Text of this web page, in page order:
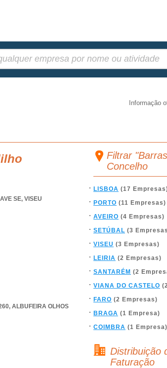
Informação
SE, VISEU
, ALBUFEIRA OLHOS
Filtrar
Concelho
LISBOA (17
PORTO (11 Empresas)
AVEIRO (4 Empresas)
SETÚBAL (3
VISEU (3 Empresas)
LEIRIA (2 Empresas)
SANTARÉM (2
VIANA DO CASTELO
FARO (2 Empresas)
BRAGA (1 Empresa)
COIMBRA (1 Empresa)
Distribuição
Faturação